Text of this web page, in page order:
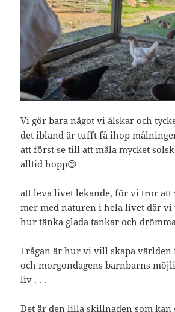
Vi gör bara något vi älskar och
det ibland är tufft få ihop
att först se till att måla mycket
alltid hopp😊
att leva livet lekande, för vi tror att
mer med naturen i hela livet där
hur tänka glada tankar och
Frågan är hur vi vill skapa världen
och morgondagens barnbarns
liv . . .
Det är den lilla skillnaden som kan